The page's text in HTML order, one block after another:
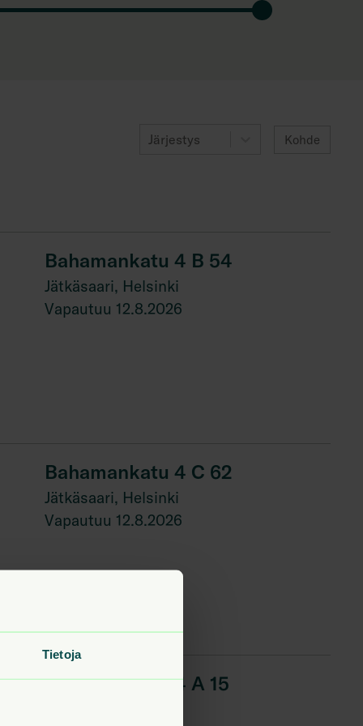
Tietoja
Kohde
Järjestys
Bahamankatu 4 B 54
Jätkäsaari, Helsinki
Vapautuu 12.8.2026
Bahamankatu 4 C 62
Jätkäsaari, Helsinki
Vapautuu 12.8.2026
Bahamankatu 4 A 15